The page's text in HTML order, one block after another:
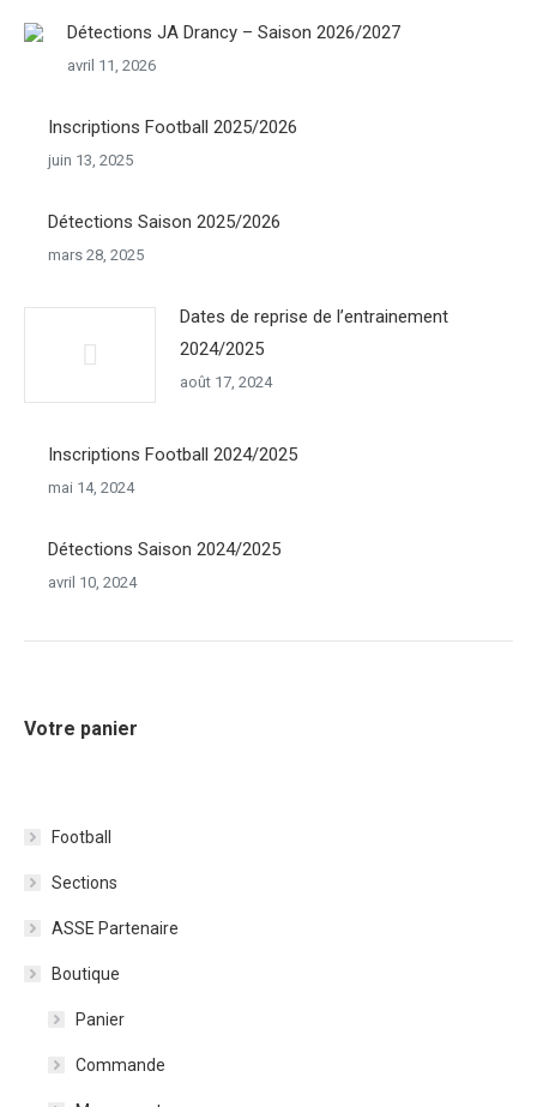
Détections JA Drancy – Saison 2026/2027
avril 11, 2026
Inscriptions Football 2025/2026
juin 13, 2025
Détections Saison 2025/2026
mars 28, 2025
Dates de reprise de l’entrainement
2024/2025
août 17, 2024
Inscriptions Football 2024/2025
mai 14, 2024
Détections Saison 2024/2025
avril 10, 2024
Votre panier
Football
Sections
ASSE Partenaire
Boutique
Panier
Commande